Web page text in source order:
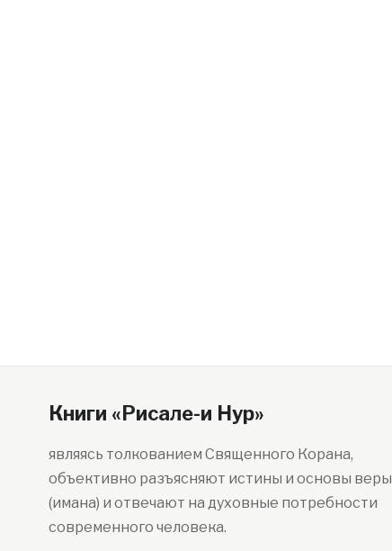
Книги «Рисале-и Нур»
являясь толкованием Священного Корана,
объективно разъясняют истины и основы веры
(имана) и отвечают на духовные потребности
современного человека.